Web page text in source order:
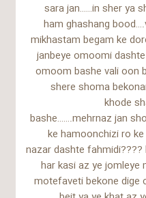
sara jan……in sher ya
ham ghashang
mikhastam begam ke
janbeye omoomi
omoom bashe vali oon
shere shoma
khode
bashe…….mehrnaz jan
ke hamoonchizi ro
nazar dashte
har kasi az ye
motefaveti bekone dige